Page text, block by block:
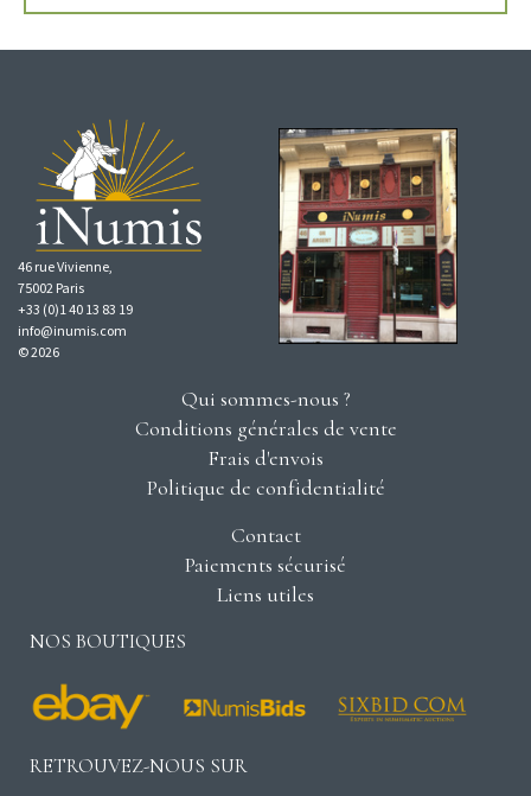
46 rue Vivienne,
75002 Paris
+33 (0)1 40 13 83 19
info@inumis.com
© 2026
Qui sommes-nous ?
Conditions générales de vente
Frais d'envois
Politique de confidentialité
Contact
Paiements sécurisé
Liens utiles
NOS BOUTIQUES
RETROUVEZ-NOUS SUR